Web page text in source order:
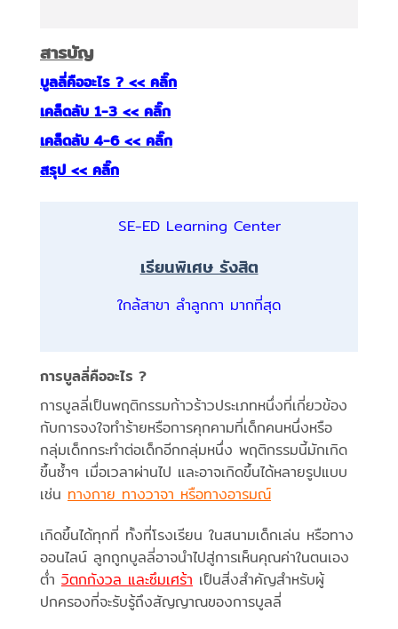
สารบัญ
บูลลี่คืออะไร ? << คลิ๊ก
เคล็ดลับ 1-3 << คลิ๊ก
เคล็ดลับ 4-6 << คลิ๊ก
สรุป << คลิ๊ก
SE-ED Learning Center
เรียนพิเศษ รังสิต
ใกล้สาขา ลำลูกกา มากที่สุด
การบูลลี่คืออะไร ?
การบูลลี่เป็นพฤติกรรมก้าวร้าวประเภทหนึ่งที่เกี่ยวข้อง
กับการจงใจทำร้ายหรือการคุกคามที่เด็กคนหนึ่งหรือ
กลุ่มเด็กกระทำต่อเด็กอีกกลุ่มหนึ่ง พฤติกรรมนี้มักเกิด
ขึ้นซ้ำๆ เมื่อเวลาผ่านไป และอาจเกิดขึ้นได้หลายรูปแบบ
เช่น ทางกาย ทางวาจา หรือทางอารมณ์
เกิดขึ้นได้ทุกที่ ทั้งที่โรงเรียน ในสนามเด็กเล่น หรือทาง
ออนไลน์ ลูกถูกบูลลี่อาจนำไปสู่การเห็นคุณค่าในตนเอง
ต่ำ วิตกกังวล และซึมเศร้า เป็นสิ่งสำคัญสำหรับผู้
ปกครองที่จะรับรู้ถึงสัญญาณของการบูลลี่